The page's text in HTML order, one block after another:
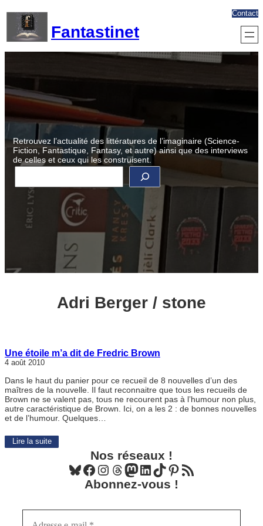
contenu
Fantastinet
Contact
Retrouvez l’actualité des littératures de l’imaginaire (Science-
Fiction, Fantastique, Fantasy, et autre) ainsi que des interviews
de celles et ceux qui les construisent.
R
c
Adri Berger / stone
Une étoile m’a dit de Fredric Brown
4 août 2010
Dans le haut du panier pour ce recueil de 8 nouvelles d’un des
maîtres de la nouvelle. Il faut reconnaitre que tous les recueils de
Brown ne se valent pas, tous ne recourent pas à l’humour non plus,
autre caractéristique de Brown. Ici, on a les 2 : de bonnes nouvelles
et de l’humour. Quelques…
Lire la suite
Nos réseaux !
Bluesky Facebook Instagram Threads Mastodon LinkedIn TikTok Pinterest Flux RSS
Abonnez-vous !